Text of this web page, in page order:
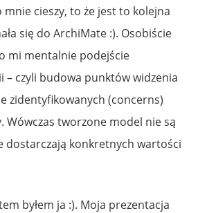
cieszy, to że jest to kolejna
się do ArchiMate :). Osobiście
mi mentalnie podejście
– czyli budowa punktów widzenia
zidentyfikowanych (concerns)
Wówczas tworzone model nie są
dostarczają konkretnych wartości
byłem ja :). Moja prezentacja